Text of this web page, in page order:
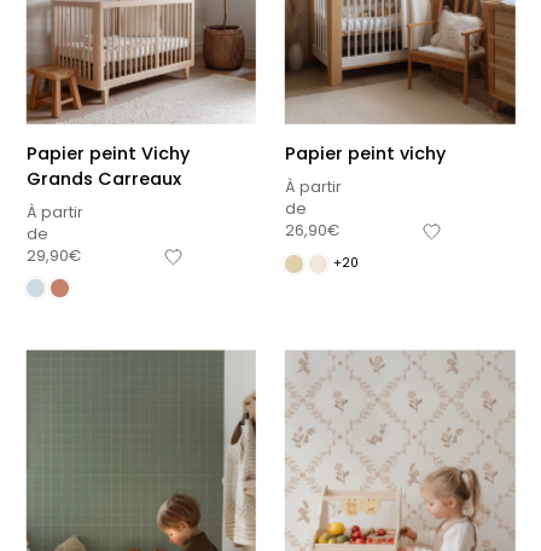
Affiche bébé Mes
premières fois
personnalisable
À partir
de
34,90
Affiche personnalisée
petits carreaux pour
enfant
À partir
14,90
Papier peint Vichy
Grands Carreaux
À partir
de
29,90€
Papier peint vichy
À partir
de
26,90€
+20